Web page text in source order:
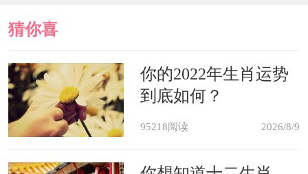
量元素，长期佩戴对于人的身心健康会
年佩戴石榴石，可以让他们的心情变得
舒畅平和。毕竟在刑太岁的年份当中，
遇到的糟心事是比较多的，如果想不开
的话，很容易造成心理疾病。但是在石
猜你喜
欢
你的2022年生肖运势
到底如何？
95218阅读 2026/8/9